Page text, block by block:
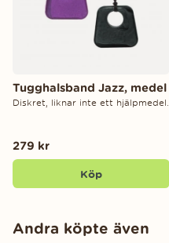
Tugghalsband Jazz, medel
Diskret, liknar inte ett hjälpmedel.
279 kr
Köp
Andra köpte även